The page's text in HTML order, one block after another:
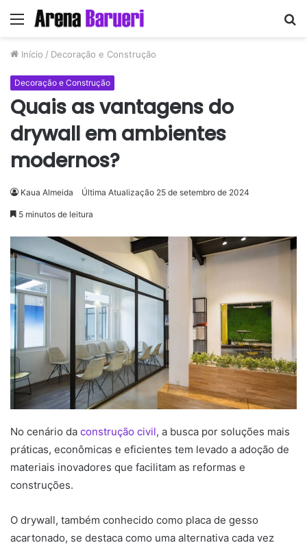
Menu
Início / Decoração e Construção
Decoração e Construção
Quais as vantagens do
drywall em ambientes
modernos?
Kaua Almeida Última Atualização 25 de setembro de 2024
5 minutos de leitura
No cenário da construção civil, a busca por soluções mais
práticas, econômicas e eficientes tem levado a adoção de
materiais inovadores que facilitam as reformas e
construções.
O drywall, também conhecido como placa de gesso
acartonado, se destaca como uma alternativa cada vez